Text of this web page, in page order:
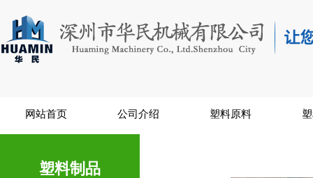
网站首页 公司介绍 塑料原料
塑料制品